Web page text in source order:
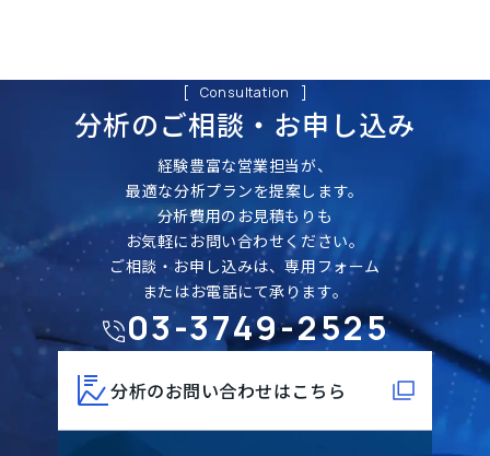
ー
ョ
ン
Consultation
分析のご相談・ お申し込み
経験豊富な営業担当が、
最適な分析プランを提案します。
分析費用のお見積もりも
お気軽にお問い合わせください。
ご相談・お申し込みは、専用フォーム
またはお電話にて承ります。
03-3749-2525
分析のお問い合わせはこちら